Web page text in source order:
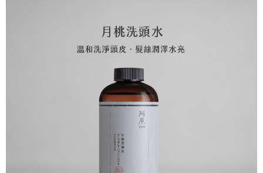
１．透過由恩沛科技股份有限公司提供之「AFTEE先享後付」服務完成之交
易，需依本服務之必要範圍內提供個人資料，並將交易相關給付款項請求債
權轉讓予恩沛科技股份有限公司。
３．未成年的使用者請事先徵得法定代理人或監護人之同意方可使用
「AFTEE先享後付」，若未經同意申辦者引起之損失，本公司不負相關責
４．使用「AFTEE先享後付」時，將依據個別帳號之用戶狀況，依本公司即
時審查核予不同之上限額度；若仍有額度不足之情形，本公司將視審查結果
５．嚴禁一人註冊多個帳號或使用他人資訊註冊。若發現惡意使用之情形，
恩沛科技股份有限公司將有權停止該用戶之使用額度並採取法律行動。
每筆NT$280，滿NT$3,000(含以上)免運費